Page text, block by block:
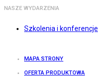
NASZE WYDARZENIA
Szkolenia i konferencje
MAPA STRONY
OFERTA PRODUKTOWA